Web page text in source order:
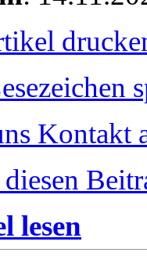
Kontakt
lesen